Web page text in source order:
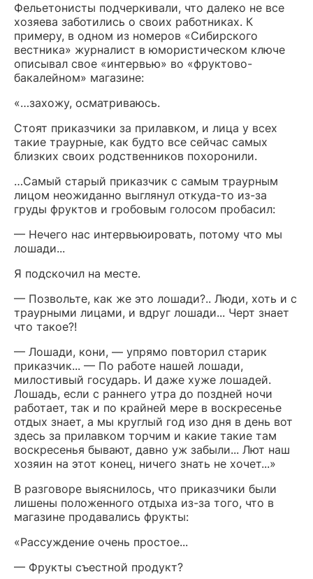
Фельетонисты подчеркивали, что далеко не все
хозяева заботились о своих работниках. К
примеру, в одном из номеров «Сибирского
вестника» журналист в юмористическом ключе
описывал свое «интервью» во «фруктово-
бакалейном» магазине:
«…захожу, осматриваюсь.
Стоят приказчики за прилавком, и лица у всех
такие траурные, как будто все сейчас самых
близких своих родственников похоронили.
…Самый старый приказчик с самым траурным
лицом неожиданно выглянул откуда-то из-за
груды фруктов и гробовым голосом пробасил:
— Нечего нас интервьюировать, потому что мы
лошади...
Я подскочил на месте.
— Позвольте, как же это лошади?.. Люди, хоть и с
траурными лицами, и вдруг лошади... Черт знает
что такое?!
— Лошади, кони, — упрямо повторил старик
приказчик... — По работе нашей лошади,
милостивый государь. И даже хуже лошадей.
Лошадь, если с раннего утра до поздней ночи
работает, так и по крайней мере в воскресенье
отдых знает, а мы круглый год изо дня в день вот
здесь за прилавком торчим и какие такие там
воскресенья бывают, давно уж забыли... Лют наш
хозяин на этот конец, ничего знать не хочет...»
В разговоре выяснилось, что приказчики были
лишены положенного отдыха из-за того, что в
магазине продавались фрукты:
«Рассуждение очень простое...
— Фрукты съестной продукт?